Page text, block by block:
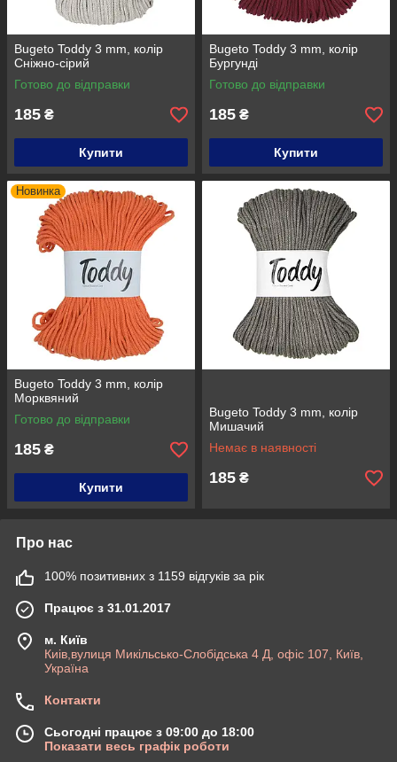
Bugeto Toddy 3 mm, колір
Сніжно-сірий
Готово до відправки
185 ₴
Купити
Bugeto Toddy 3 mm, колір
Бургунді
Готово до відправки
185 ₴
Купити
Новинка
Bugeto Toddy 3 mm, колір
Морквяний
Готово до відправки
185 ₴
Купити
Bugeto Toddy 3 mm, колір
Мишачий
Немає в наявності
185 ₴
Про нас
100% позитивних з 1159 відгуків за рік
Працює з 31.01.2017
м. Київ
Киів,вулиця Микільсько-Слобідська 4 Д, офіс 107, Київ,
Україна
Контакти
Сьогодні працює з 09:00 до 18:00
Показати весь графік роботи